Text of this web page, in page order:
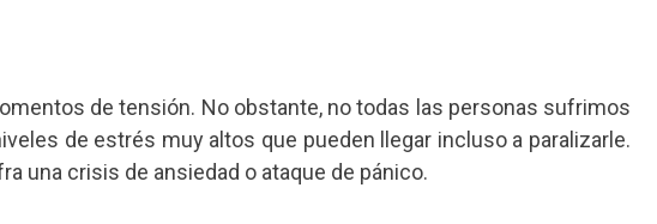
de tensión. No obstante, no todas las personas sufrimos
de estrés muy altos que pueden llegar incluso a paralizarle.
una crisis de ansiedad o ataque de pánico.